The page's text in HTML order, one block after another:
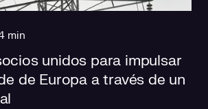
min
unidos para impulsar
de Europa a través de un